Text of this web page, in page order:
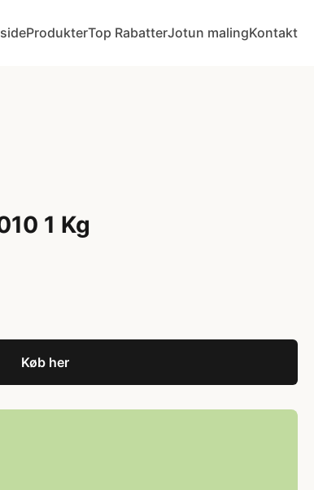
ProdukterTop RabatterJotun malingKontakt
1 Kg
Køb her